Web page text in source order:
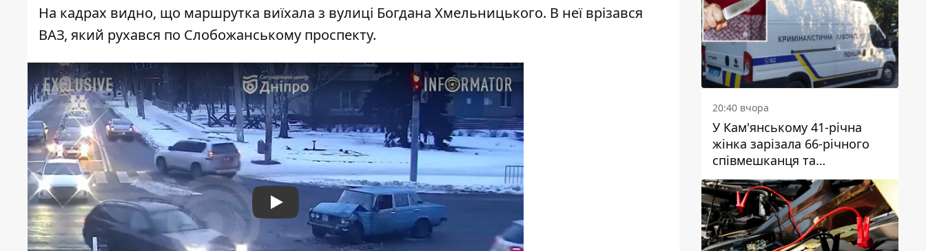
На кадрах видно, що маршрутка виїхала з вулиці Богдана Хмельницького. В неї врізався
ВАЗ, який рухався по Слобожанському проспекту.
Play
20:40 вчора
У Кам'янському 41-річна
жінка зарізала 66-річного
співмешканця та
намагалась обманути
поліцейських